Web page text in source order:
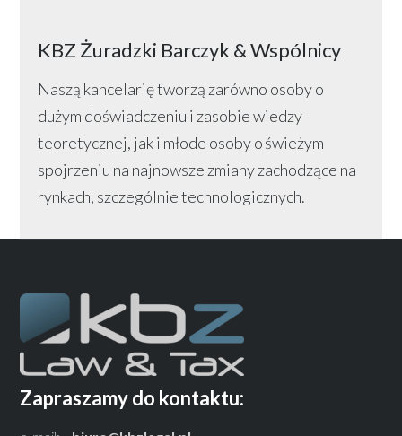
KBZ Żuradzki Barczyk & Wspólnicy
Naszą kancelarię tworzą zarówno osoby o
dużym doświadczeniu i zasobie wiedzy
teoretycznej, jak i młode osoby o świeżym
spojrzeniu na najnowsze zmiany zachodzące na
rynkach, szczególnie technologicznych.
Zapraszamy do kontaktu: